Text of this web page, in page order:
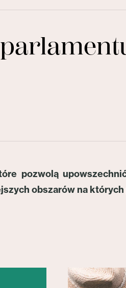
pozwolą
obszarów na